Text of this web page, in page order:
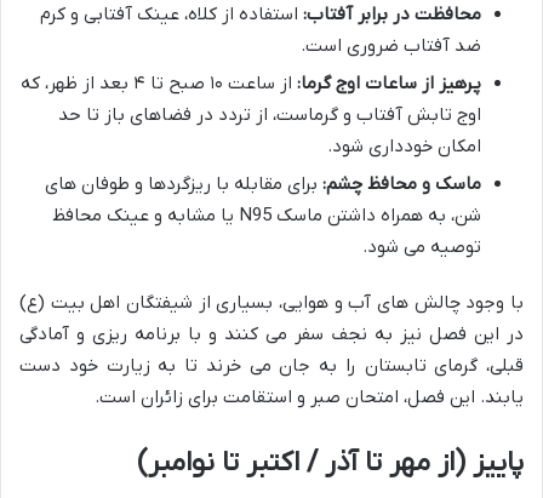
محافظت در برابر آفتاب: استفاده از کلاه، عینک آفتابی و کرم
ضد آفتاب ضروری است.
پرهیز از ساعات اوج گرما:
از ساعت ۱۰ صبح تا ۴ بعد از ظهر، که
اوج تابش آفتاب و گرماست، از تردد در فضاهای باز تا حد
امکان خودداری شود.
ماسک و محافظ چشم: برای مقابله با ریزگردها و طوفان های
شن، به همراه داشتن ماسک N95 یا مشابه و عینک محافظ
توصیه می شود.
با وجود چالش های آب و هوایی، بسیاری از شیفتگان اهل بیت (ع)
در این فصل نیز به نجف سفر می کنند و با برنامه ریزی و آمادگی
قبلی، گرمای تابستان را به جان می خرند تا به زیارت خود دست
یابند. این فصل، امتحان صبر و استقامت برای زائران است.
پاییز (از مهر تا آذر / اکتبر تا نوامبر)